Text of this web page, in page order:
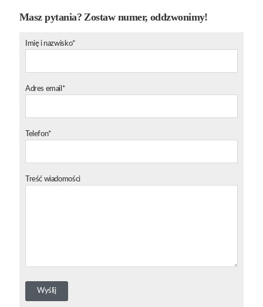
Masz pytania? Zostaw numer, oddzwonimy!
Imię i nazwisko*
Adres email*
Telefon*
Treść wiadomości